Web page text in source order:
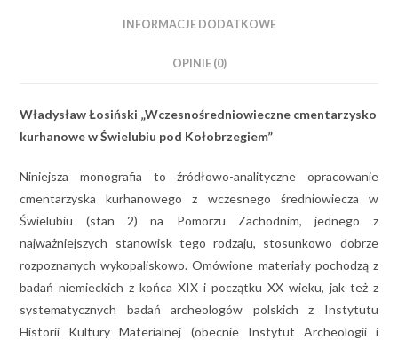
INFORMACJE DODATKOWE
OPINIE (0)
Władysław Łosiński „Wczesnośredniowieczne cmentarzysko
kurhanowe w Świelubiu pod Kołobrzegiem”
Niniejsza monografia to źródłowo-analityczne opracowanie
cmentarzyska kurhanowego z wczesnego średniowiecza w
Świelubiu (stan 2) na Pomorzu Zachodnim, jednego z
najważniejszych stanowisk tego rodzaju, stosunkowo dobrze
rozpoznanych wykopaliskowo. Omówione materiały pochodzą z
badań niemieckich z końca XIX i początku XX wieku, jak też z
systematycznych badań archeologów polskich z Instytutu
Historii Kultury Materialnej (obecnie Instytut Archeologii i